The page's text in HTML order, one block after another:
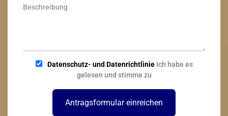
Datenschutz- und DatenrichtlinieIch habe es
gelesen und stimme zu
Antragsformular einreichen